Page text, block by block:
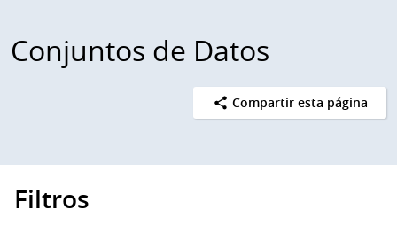
Conjuntos de Datos
Compartir esta página
Filtros